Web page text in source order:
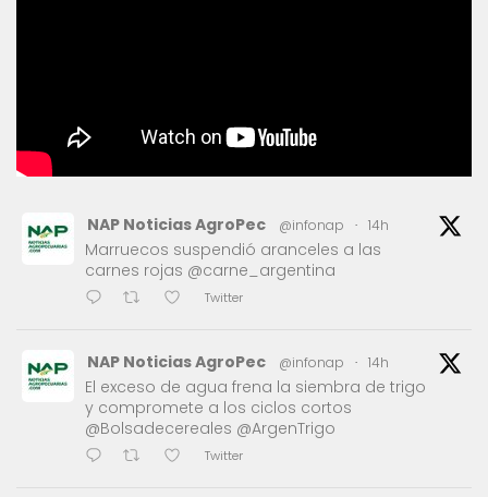
NAP Noticias AgroPec @infonap · 14h
Marruecos suspendió aranceles a las
carnes rojas @carne_argentina
Twitter
NAP Noticias AgroPec @infonap · 14h
El exceso de agua frena la siembra de trigo
y compromete a los ciclos cortos
@Bolsadecereales @ArgenTrigo
Twitter